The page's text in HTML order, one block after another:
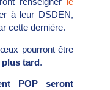
à leur DSDEN,
cette dernière.
pourront être
plus tard.
POP seront